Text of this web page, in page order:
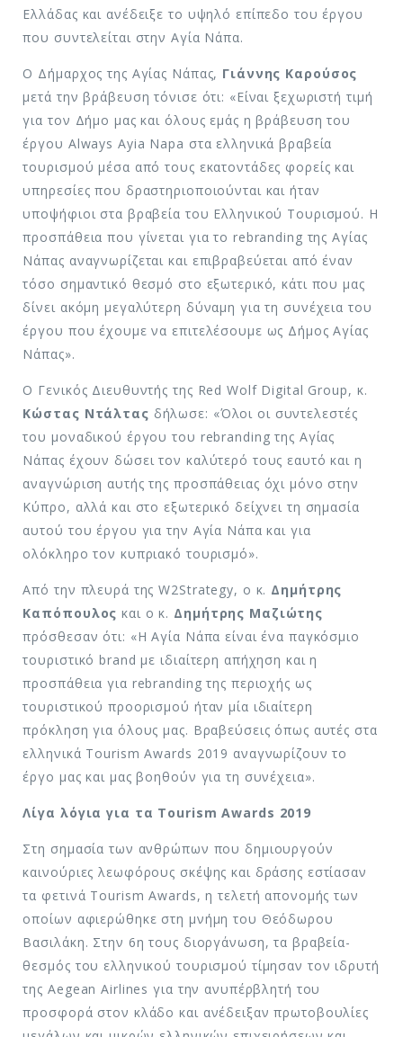
Ελλάδας και ανέδειξε το υψηλό επίπεδο του έργου
που συντελείται στην Αγία Νάπα.
Ο Δήμαρχος της Αγίας Νάπας, Γιάννης Καρούσος
μετά την βράβευση τόνισε ότι: «Είναι ξεχωριστή τιμή
για τον Δήμο μας και όλους εμάς η βράβευση του
έργου Always Ayia Napa στα ελληνικά βραβεία
τουρισμού μέσα από τους εκατοντάδες φορείς και
υπηρεσίες που δραστηριοποιούνται και ήταν
υποψήφιοι στα βραβεία του Ελληνικού Τουρισμού. Η
προσπάθεια που γίνεται για το rebranding της Αγίας
Νάπας αναγνωρίζεται και επιβραβεύεται από έναν
τόσο σημαντικό θεσμό στο εξωτερικό, κάτι που μας
δίνει ακόμη μεγαλύτερη δύναμη για τη συνέχεια του
έργου που έχουμε να επιτελέσουμε ως Δήμος Αγίας
Νάπας».
Ο Γενικός Διευθυντής της Red Wolf Digital Group, κ.
Κώστας Ντάλτας δήλωσε: «Όλοι οι συντελεστές
του μοναδικού έργου του rebranding της Αγίας
Νάπας έχουν δώσει τον καλύτερό τους εαυτό και η
αναγνώριση αυτής της προσπάθειας όχι μόνο στην
Κύπρο, αλλά και στο εξωτερικό δείχνει τη σημασία
αυτού του έργου για την Αγία Νάπα και για
ολόκληρο τον κυπριακό τουρισμό».
Από την πλευρά της W2Strategy, ο κ. Δημήτρης
Καπόπουλος και o κ. Δημήτρης Μαζιώτης
πρόσθεσαν ότι: «Η Αγία Νάπα είναι ένα παγκόσμιο
τουριστικό brand με ιδιαίτερη απήχηση και η
προσπάθεια για rebranding της περιοχής ως
τουριστικού προορισμού ήταν μία ιδιαίτερη
πρόκληση για όλους μας. Βραβεύσεις όπως αυτές στα
ελληνικά Tourism Awards 2019 αναγνωρίζουν το
έργο μας και μας βοηθούν για τη συνέχεια».
Λίγα λόγια για τα Tourism Awards 2019
Στη σημασία των ανθρώπων που δημιουργούν
καινούριες λεωφόρους σκέψης και δράσης εστίασαν
τα φετινά Tourism Awards, η τελετή απονομής των
οποίων αφιερώθηκε στη μνήμη του Θεόδωρου
Βασιλάκη. Στην 6η τους διοργάνωση, τα βραβεία-
θεσμός του ελληνικού τουρισμού τίμησαν τον ιδρυτή
της Aegean Airlines για την ανυπέρβλητή του
προσφορά στον κλάδο και ανέδειξαν πρωτοβουλίες